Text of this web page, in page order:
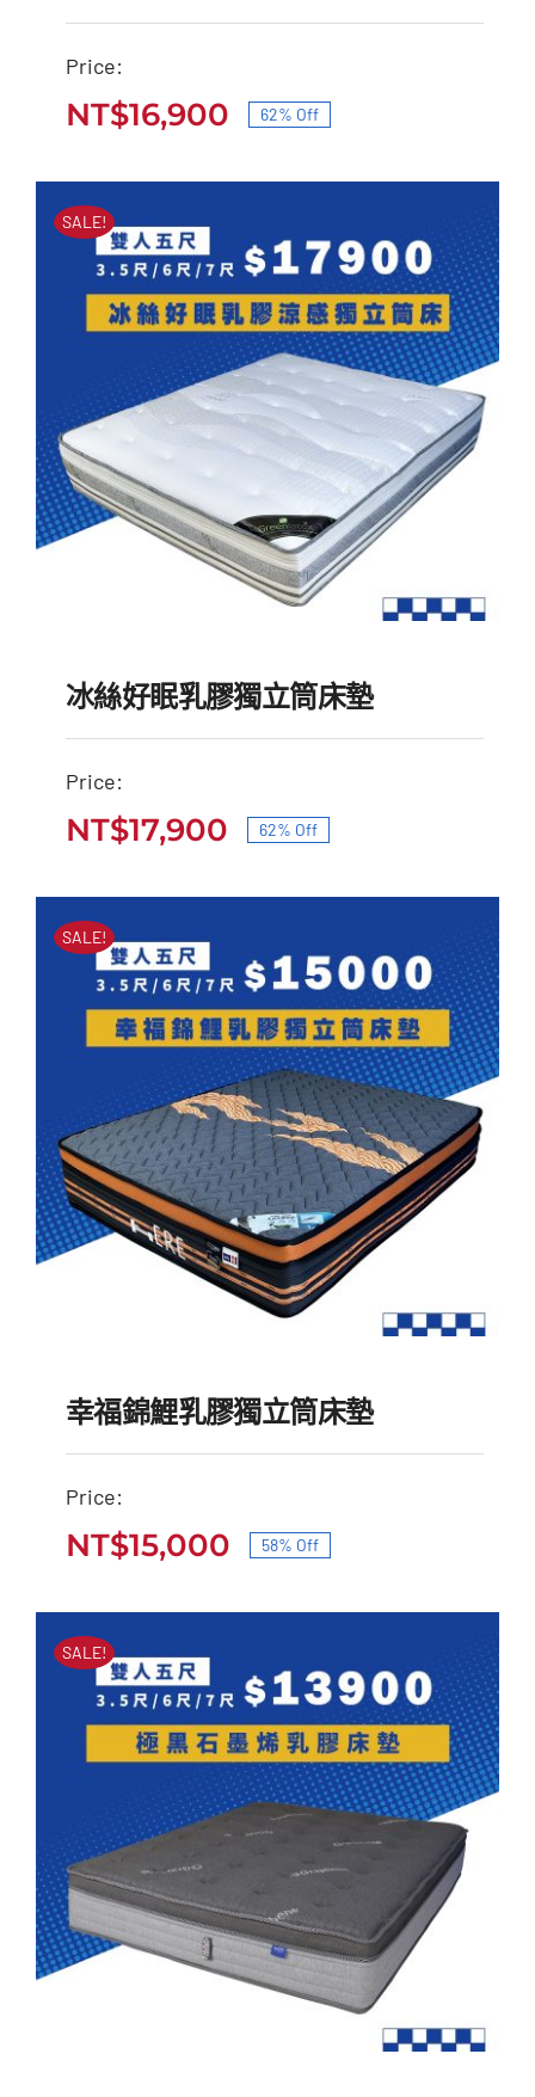
公爵石墨烯乳膠獨立筒床
價
格：
NT$45,000。
價
格：
NT$16,900。
Price:
原
始
格：
NT$45,000。
NT$16,900
目
前
格：
NT$16,900。
62% Off
SALE!
冰絲好眠乳膠獨立筒床墊
NT$47,000
格：
NT$47,000。
NT$17,900
格：
NT$17,900。
冰絲好眠乳膠獨立筒床墊
Price:
原
始
格：
NT$47,000。
NT$17,900
目
前
格：
NT$17,900。
62% Off
SALE!
幸福錦鯉乳膠獨立筒床墊
NT$35,500
格：
NT$35,500。
NT$15,000
格：
NT$15,000。
幸福錦鯉乳膠獨立筒床墊
Price:
原
始
格：
NT$35,500。
NT$15,000
目
前
格：
NT$15,000。
58% Off
SALE!